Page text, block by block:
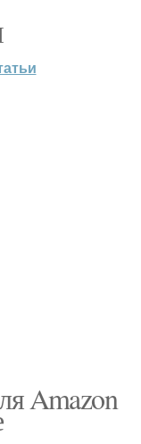
Amazon